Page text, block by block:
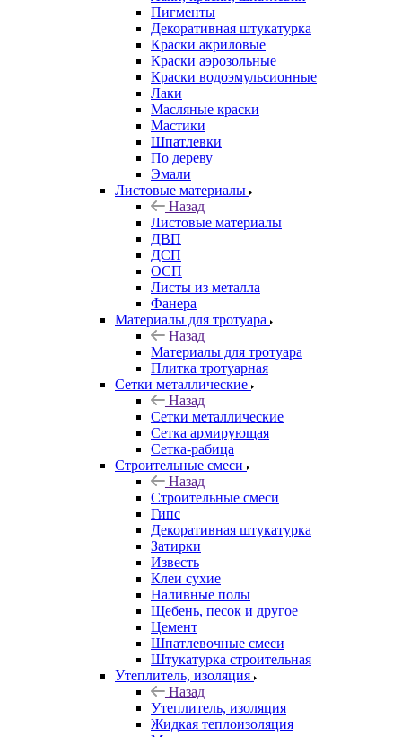
Пигменты
Декоративная штукатурка
Краски акриловые
Краски аэрозольные
Краски водоэмульсионные
Лаки
Масляные краски
Мастики
Шпатлевки
По дереву
Эмали
Листовые материалы
Назад
Листовые материалы
ДВП
ДСП
ОСП
Листы из металла
Фанера
Материалы для тротуара
Назад
Материалы для тротуара
Плитка тротуарная
Сетки металлические
Назад
Сетки металлические
Сетка армирующая
Сетка-рабица
Строительные смеси
Назад
Строительные смеси
Гипс
Декоративная штукатурка
Затирки
Известь
Клеи сухие
Наливные полы
Щебень, песок и другое
Цемент
Шпатлевочные смеси
Штукатурка строительная
Утеплитель, изоляция
Назад
Утеплитель, изоляция
Жидкая теплоизоляция